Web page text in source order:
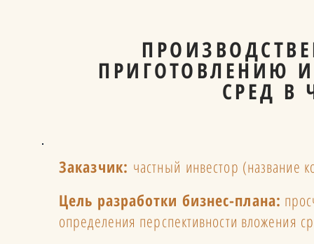
ПРИГОТОВЛЕНИЮ
СРЕД В
Заказчик: частный инвестор (название
Цель разработки бизнес-плана:
определения перспективности вложения